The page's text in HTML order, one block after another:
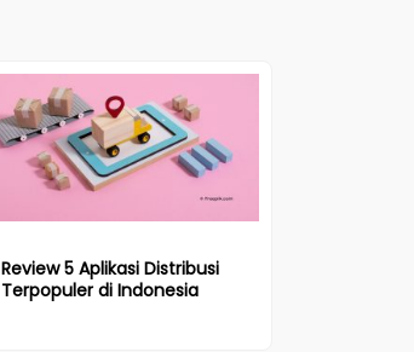
Review 5 Aplikasi Distribusi
Terpopuler di Indonesia